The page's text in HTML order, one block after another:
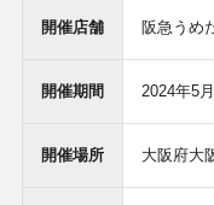
開催店舗 阪急うめ
開催期間 2024年5
開催場所 大阪府大